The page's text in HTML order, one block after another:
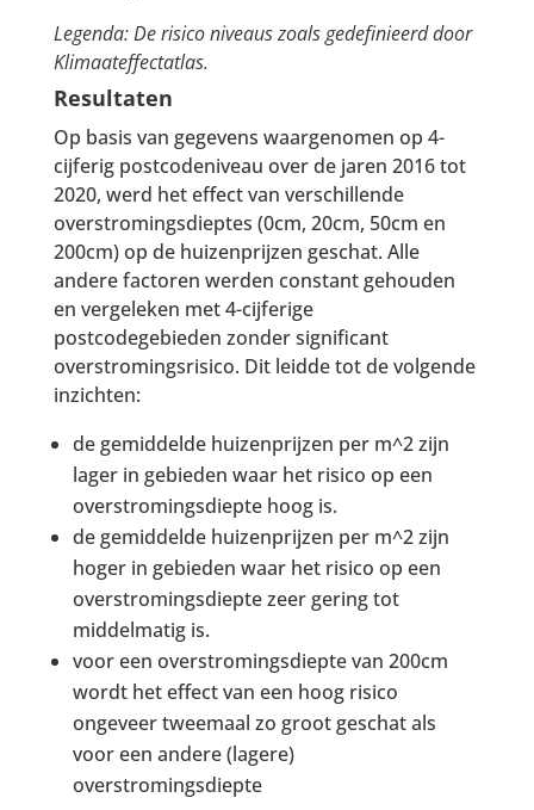
Legenda: De risico niveaus zoals gedefinieerd door
Klimaateffectatlas.
Resultaten
Op basis van gegevens waargenomen op 4-
cijferig postcodeniveau over de jaren 2016 tot
2020, werd het effect van verschillende
overstromingsdieptes (0cm, 20cm, 50cm en
200cm) op de huizenprijzen geschat. Alle
andere factoren werden constant gehouden
en vergeleken met 4-cijferige
postcodegebieden zonder significant
overstromingsrisico. Dit leidde tot de volgende
inzichten:
de gemiddelde huizenprijzen per m^2 zijn
lager in gebieden waar het risico op een
overstromingsdiepte hoog is.
de gemiddelde huizenprijzen per m^2 zijn
hoger in gebieden waar het risico op een
overstromingsdiepte zeer gering tot
middelmatig is.
voor een overstromingsdiepte van 200cm
wordt het effect van een hoog risico
ongeveer tweemaal zo groot geschat als
voor een andere (lagere)
overstromingsdiepte